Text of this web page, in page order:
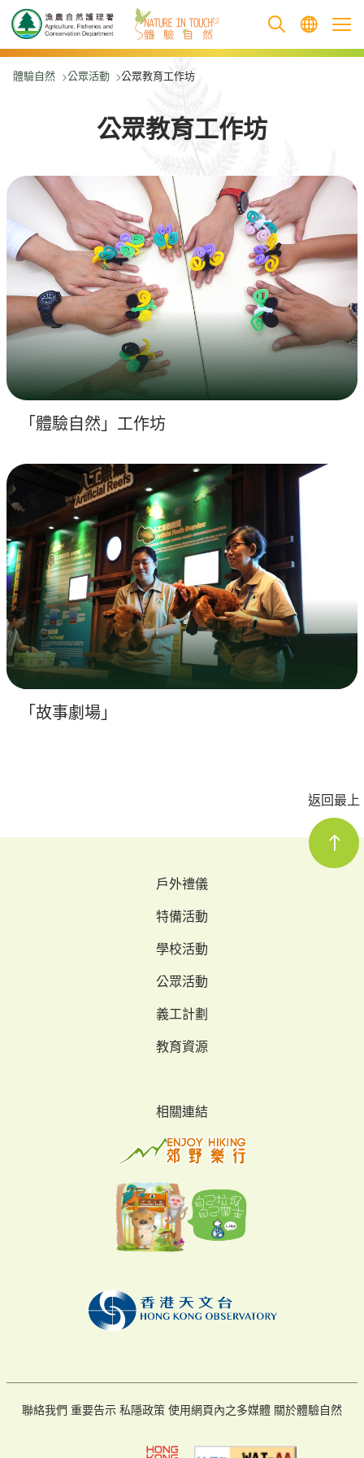
跳至主要內容
體驗自然 公眾活動 公眾教育工作坊
公眾教育工作坊
「體驗自然」工作坊
「故事劇場」
返回最上
戶外禮儀
特備活動
學校活動
公眾活動
義工計劃
教育資源
相關連結
聯絡我們 重要告示私隱政策使用網頁內之多媒體 關於體驗自然